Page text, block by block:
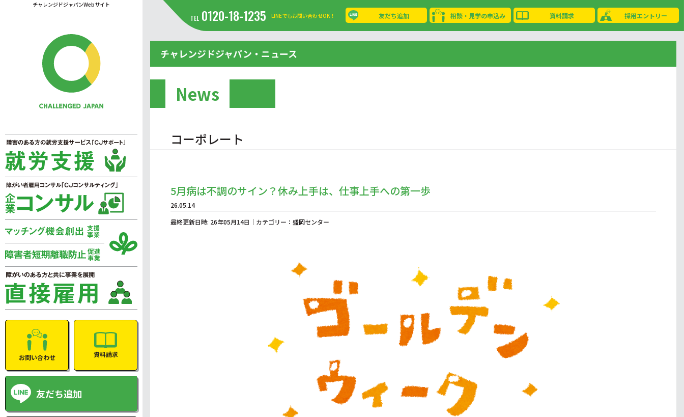
チャレンジドジャパンWebサイト
お問い合わせ 資料請求
友だち追加
TEL 0120-18-1235 LINEでもお問い合わせOK！ 友だち追加 相談・見学の申込み 資料請求 採用エントリー
チャレンジドジャパン・ニュース
News
コーポレート
5月病は不調のサイン？休み上手は、仕事上手への第一歩
26.05.14
最終更新日時: 26年05月14日｜カテゴリー：盛岡センター